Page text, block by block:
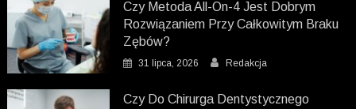
Czy Metoda All-On-4 Jest Dobrym
Rozwiązaniem Przy Całkowitym Braku
Zębów?
31 lipca, 2026 Redakcja
Czy Do Chirurga Dentystycznego